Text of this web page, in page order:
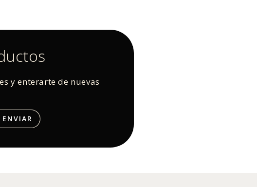
y enterarte de nuevas